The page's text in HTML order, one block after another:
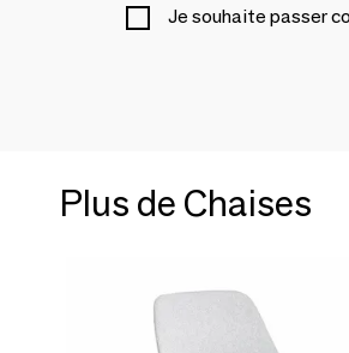
Je souhaite passer
Plus de Chaises